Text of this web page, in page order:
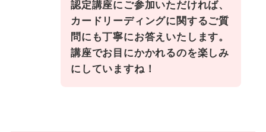
認定講座にご参加いただければ、
カードリーディングに関するご質
問にも丁寧にお答えいたします。
講座でお目にかかれるのを楽しみ
にしていますね！